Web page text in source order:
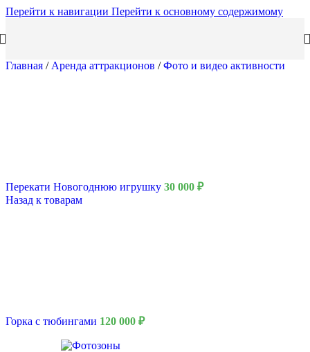
Перейти к навигации Перейти к основному содержимому
Главная / Аренда аттракционов / Фото и видео активности
Перекати Новогоднюю игрушку 30 000 ₽
Назад к товарам
Горка с тюбингами 120 000 ₽